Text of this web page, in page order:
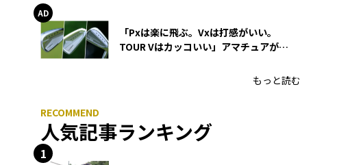
「Pxは楽に飛ぶ。Vxは打感がいい。
TOUR Vはカッコいい」アマチュアが選
もっと読む
人気記事ランキング